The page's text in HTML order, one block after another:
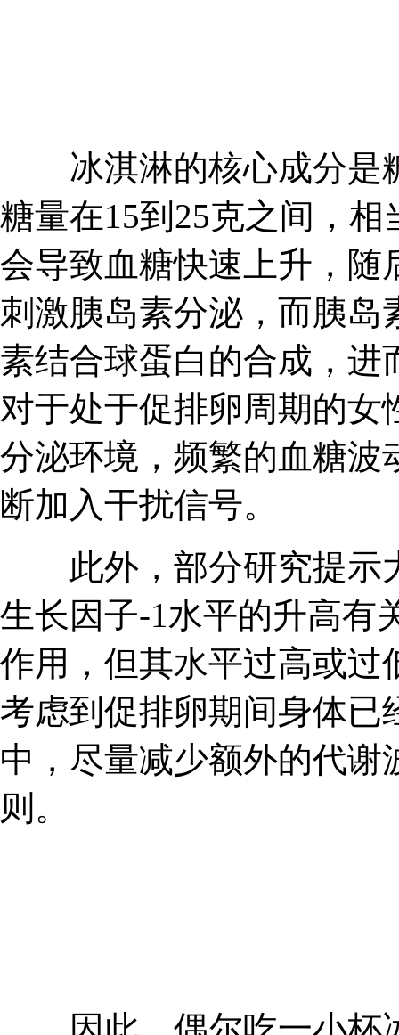
冰淇淋的核心成分是
糖量在15到25克之间，
会导致血糖快速上升，随
刺激胰岛素分泌，而胰岛
素结合球蛋白的合成，进
对于处于促排卵周期的
分泌环境，频繁的血糖波
断加入干扰信号。
此外，部分研究提示
生长因子-1水平的升高有
作用，但其水平过高或过
考虑到促排卵期间身体已
中，尽量减少额外的代
则。